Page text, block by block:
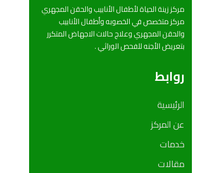
مركز زينة الحياة لأطفال الأنابيب والحقن المجهري
مركز متخصص في الخصوبه وأطفال الأنابيب
والحقن المجهري وعلاج حالات الاجهاض المتكرر
بتعريض الأجنه للفحص الوراثي .
روابط
الرئيسية
عن المركز
خدمات
مقالات